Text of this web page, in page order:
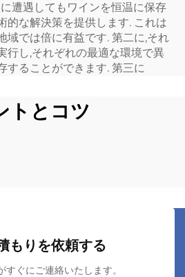
遭遇してもワインを恒温に保存
的な解決策を提供します. これは
域では倍に有益です. 第二に,それ
行し,それぞれの最適な環境で異
することができます. 第三に
トとコツ
もりを依頼する
すぐにご連絡いたします。